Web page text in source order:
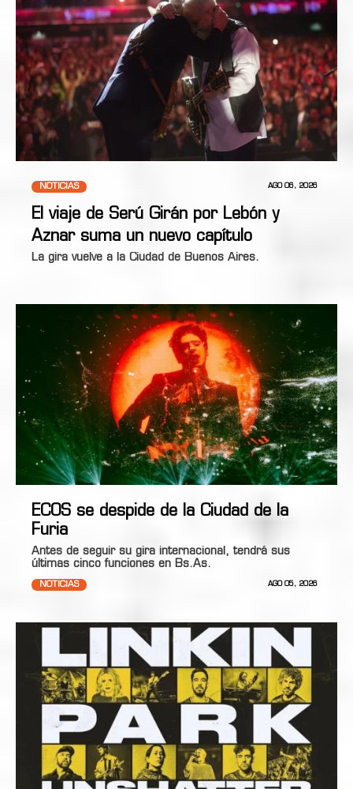
NOTICIAS AGO 06, 2026
El viaje de Serú Girán por Lebón y
Aznar suma un nuevo capítulo
La gira vuelve a la Ciudad de Buenos Aires.
ECOS se despide de la Ciudad de la
Furia
Antes de seguir su gira internacional, tendrá sus
últimas cinco funciones en Bs.As.
NOTICIAS AGO 05, 2026